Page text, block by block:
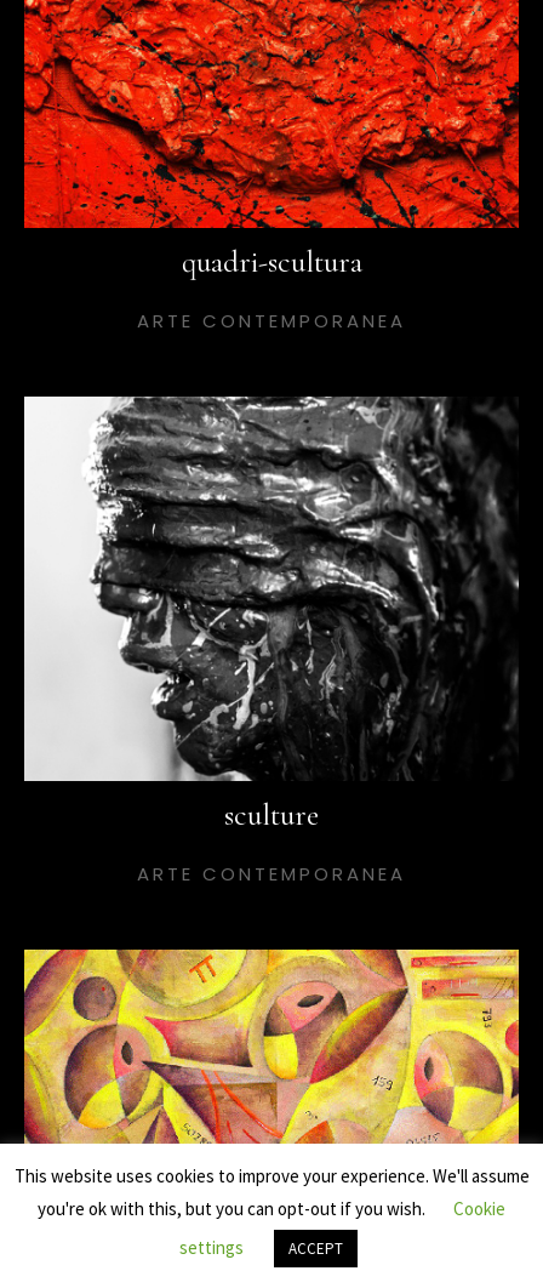
quadri-scultura
ARTE CONTEMPORANEA
sculture
ARTE CONTEMPORANEA
This website uses cookies to improve your experience. We'll assume
you're ok with this, but you can opt-out if you wish.
Cookie
settings
ACCEPT